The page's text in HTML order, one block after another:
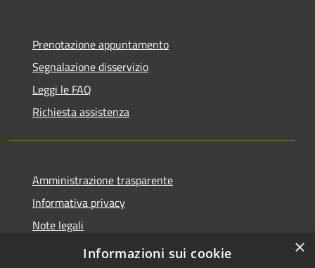
Prenotazione appuntamento
Segnalazione disservizio
Leggi le FAQ
Richiesta assistenza
Amministrazione trasparente
Informativa privacy
Note legali
Dichiarazione di accessibilità
×
Informazioni sui cookie